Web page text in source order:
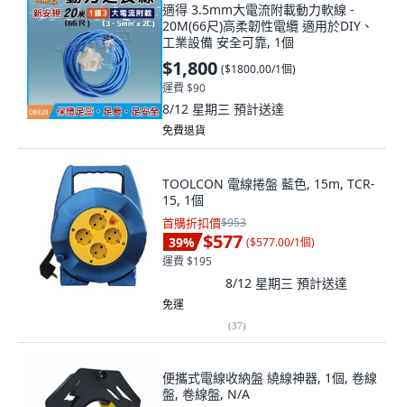
適得 3.5mm大電流附載動力軟線 -
20M(66尺)高柔韌性電纜 適用於DIY、
工業設備 安全可靠, 1個
$1,800 ($1800.00/1個)
運費 $90
8/12 星期三 預計送達
免費退貨
TOOLCON 電線捲盤 藍色, 15m, TCR-
15, 1個
首購折扣價$953
39% $577 ($577.00/1個)
運費 $195
8/12 星期三 預計送達
免運
(37)
便攜式電線收納盤 繞線神器, 1個, 卷線
盤, 卷線盤, N/A